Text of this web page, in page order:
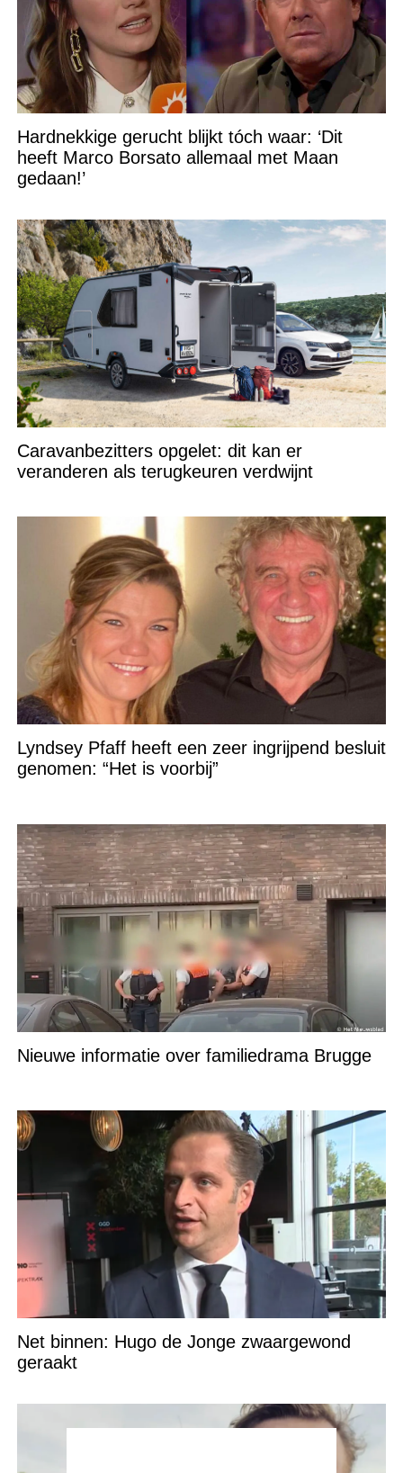
Hardnekkige gerucht blijkt tóch waar: ‘Dit
heeft Marco Borsato allemaal met Maan
gedaan!’
Caravanbezitters opgelet: dit kan er
veranderen als terugkeuren verdwijnt
Lyndsey Pfaff heeft een zeer ingrijpend besluit
genomen: “Het is voorbij”
Nieuwe informatie over familiedrama Brugge
Net binnen: Hugo de Jonge zwaargewond
geraakt